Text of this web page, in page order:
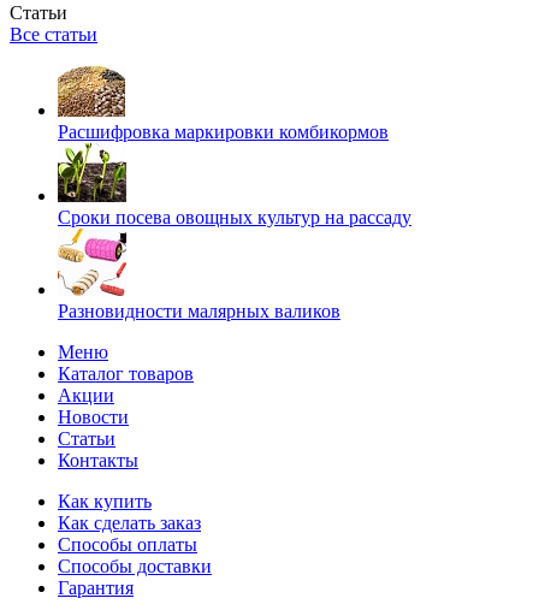
Статьи
Все статьи
Расшифровка маркировки комбикормов
Сроки посева овощных культур на рассаду
Разновидности малярных валиков
Меню
Каталог товаров
Акции
Новости
Статьи
Контакты
Как купить
Как сделать заказ
Способы оплаты
Способы доставки
Гарантия